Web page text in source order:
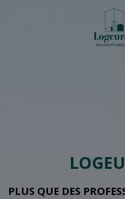
PLUS QUE DES